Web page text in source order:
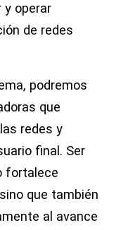
y operar
de redes
podremos
que
redes y
final. Ser
fortalece
que también
al avance